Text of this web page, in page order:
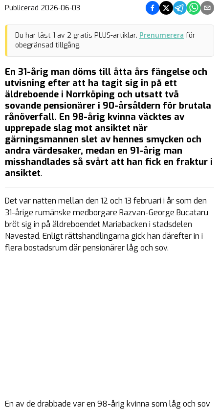
Publicerad 2026-06-03 Dela på Facebook
Dela på Twitter
Dela påDela på
Dela
Du har läst 1 av 2 gratis PLUS-artiklar. Prenumerera för
obegränsad tillgång.
En 31-årig man döms till åtta års fängelse och
utvisning efter att ha tagit sig in på ett
äldreboende i Norrköping och utsatt två
sovande pensionärer i 90-årsåldern för brutala
rånöverfall. En 98-årig kvinna väcktes av
upprepade slag mot ansiktet när
gärningsmannen slet av hennes smycken och
andra värdesaker, medan en 91-årig man
misshandlades så svårt att han fick en fraktur i
ansiktet.
Det var natten mellan den 12 och 13 februari i år som den
31-årige rumänske medborgare Razvan-George Bucataru
bröt sig in på äldreboendet Mariabacken i stadsdelen
Navestad. Enligt rättshandlingarna gick han därefter in i
flera bostadsrum där pensionärer låg och sov.
En av de drabbade var en 98-årig kvinna som låg och sov